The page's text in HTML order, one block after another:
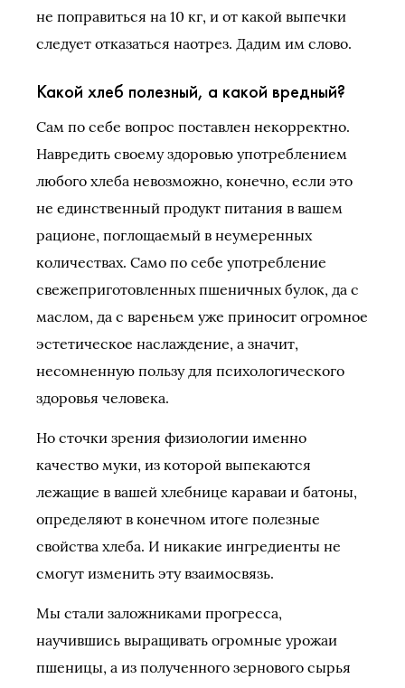
не поправиться на 10 кг, и от какой выпечки
следует отказаться наотрез. Дадим им слово.
Какой хлеб полезный, а какой вредный?
Сам по себе вопрос поставлен некорректно.
Навредить своему здоровью употреблением
любого хлеба невозможно, конечно, если это
не единственный продукт питания в вашем
рационе, поглощаемый в неумеренных
количествах. Само по себе употребление
свежеприготовленных пшеничных булок, да с
маслом, да с вареньем уже приносит огромное
эстетическое наслаждение, а значит,
несомненную пользу для психологического
здоровья человека.
Но сточки зрения физиологии именно
качество муки, из которой выпекаются
лежащие в вашей хлебнице караваи и батоны,
определяют в конечном итоге полезные
свойства хлеба. И никакие ингредиенты не
смогут изменить эту взаимосвязь.
Мы стали заложниками прогресса,
научившись выращивать огромные урожаи
пшеницы, а из полученного зернового сырья